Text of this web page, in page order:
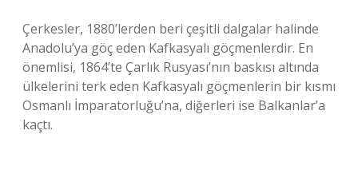
Çerkesler, 1880’lerden beri çeşitli dalgalar halinde
Anadolu’ya göç eden Kafkasyalı göçmenlerdir. En
önemlisi, 1864’te Çarlık Rusyası’nın baskısı altında
ülkelerini terk eden Kafkasyalı göçmenlerin bir kısmı
Osmanlı İmparatorluğu’na, diğerleri ise Balkanlar’a
kaçtı.